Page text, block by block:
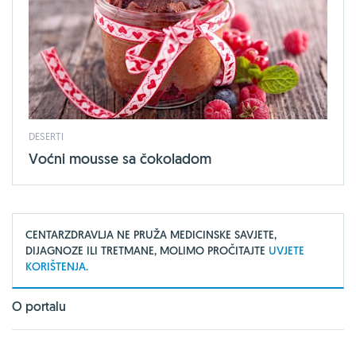
DESERTI
Voćni mousse sa čokoladom
CENTARZDRAVLJA NE PRUŽA MEDICINSKE SAVJETE,
DIJAGNOZE ILI TRETMANE, MOLIMO PROČITAJTE UVJETE
KORIŠTENJA.
O portalu